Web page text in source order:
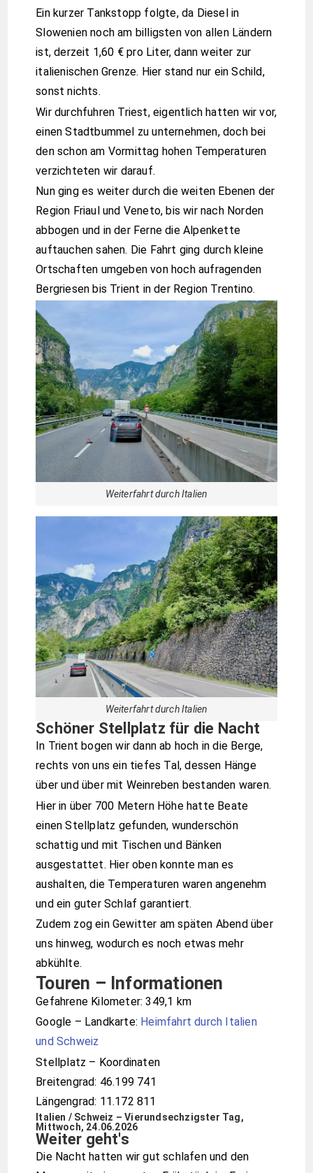
Ein kurzer Tankstopp folgte, da Diesel in
Slowenien noch am billigsten von allen Ländern
ist, derzeit 1,60 € pro Liter, dann weiter zur
italienischen Grenze. Hier stand nur ein Schild,
sonst nichts.
Wir durchfuhren Triest, eigentlich hatten wir vor,
einen Stadtbummel zu unternehmen, doch bei
den schon am Vormittag hohen Temperaturen
verzichteten wir darauf.
Nun ging es weiter durch die weiten Ebenen der
Region Friaul und Veneto, bis wir nach Norden
abbogen und in der Ferne die Alpenkette
auftauchen sahen. Die Fahrt ging durch kleine
Ortschaften umgeben von hoch aufragenden
Bergriesen bis Trient in der Region Trentino.
Weiterfahrt durch Italien
Weiterfahrt durch Italien
Schöner Stellplatz für die Nacht
In Trient bogen wir dann ab hoch in die Berge,
rechts von uns ein tiefes Tal, dessen Hänge
über und über mit Weinreben bestanden waren.
Hier in über 700 Metern Höhe hatte Beate
einen Stellplatz gefunden, wunderschön
schattig und mit Tischen und Bänken
ausgestattet. Hier oben konnte man es
aushalten, die Temperaturen waren angenehm
und ein guter Schlaf garantiert.
Zudem zog ein Gewitter am späten Abend über
uns hinweg, wodurch es noch etwas mehr
abkühlte.
Touren – Informationen
Gefahrene Kilometer: 349,1 km
Google – Landkarte: Heimfahrt durch Italien
und Schweiz
Stellplatz – Koordinaten
Breitengrad: 46.199 741
Längengrad: 11.172 811
Italien / Schweiz – Vierundsechzigster Tag,
Mittwoch, 24.06.2026
Weiter geht's
Die Nacht hatten wir gut schlafen und den